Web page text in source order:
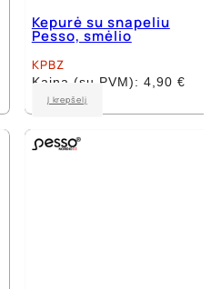
Kepurė su snapeliu
Pesso, smėlio
KPBZ
Kaina (su PVM): 4,90 €
Į krepšelį